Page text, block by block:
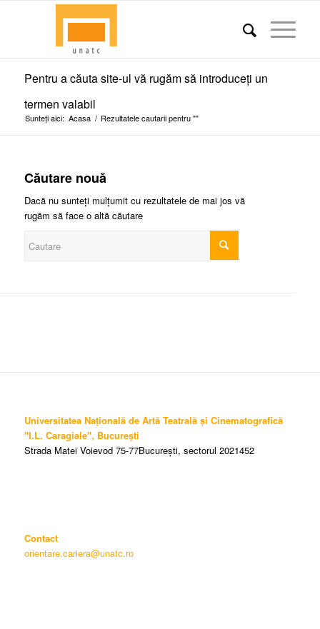
Pentru a căuta site-ul vă rugăm să introduceți un
termen valabil
Sunteți aici: Acasa / Rezultatele cautarii pentru ""
Căutare nouă
Dacă nu sunteți mulțumit cu rezultatele de mai jos vă
rugăm să face o altă căutare
Universitatea Națională de Artă Teatrală și Cinematografică
"I.L. Caragiale", București
Strada Matei Voievod 75-77București, sectorul 2021452
Contact
orientare.cariera@unatc.ro